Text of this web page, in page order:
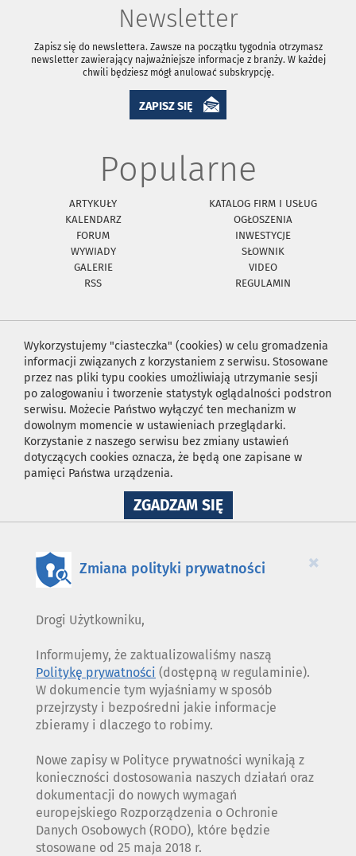
Newsletter
Zapisz się do newslettera. Zawsze na początku tygodnia otrzymasz
newsletter zawierający najważniejsze informacje z branży. W każdej
chwili będziesz mógł anulować subskrypcję.
ZAPISZ SIĘ
Popularne
ARTYKUŁY
KATALOG FIRM I USŁUG
KALENDARZ
OGŁOSZENIA
FORUM
INWESTYCJE
WYWIADY
SŁOWNIK
GALERIE
VIDEO
RSS
REGULAMIN
Wykorzystujemy "ciasteczka" (cookies) w celu gromadzenia
informacji związanych z korzystaniem z serwisu. Stosowane
przez nas pliki typu cookies umożliwiają utrzymanie sesji
po zalogowaniu i tworzenie statystyk oglądalności podstron
serwisu. Możecie Państwo wyłączyć ten mechanizm w
dowolnym momencie w ustawieniach przeglądarki.
Korzystanie z naszego serwisu bez zmiany ustawień
dotyczących cookies oznacza, że będą one zapisane w
pamięci Państwa urządzenia.
ZGADZAM SIĘNA
WYKORZYSTANIE
×
Zmiana polityki prywatności
Drogi Użytkowniku,
Informujemy, że zaktualizowaliśmy naszą
Politykę prywatności (dostępną w regulaminie).
W dokumencie tym wyjaśniamy w sposób
przejrzysty i bezpośredni jakie informacje
zbieramy i dlaczego to robimy.
Nowe zapisy w Polityce prywatności wynikają z
konieczności dostosowania naszych działań oraz
dokumentacji do nowych wymagań
europejskiego Rozporządzenia o Ochronie
Danych Osobowych (RODO), które będzie
stosowane od 25 maja 2018 r.